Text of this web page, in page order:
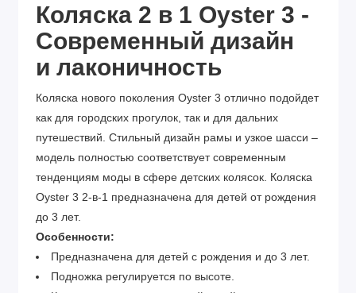
Коляска 2 в 1 Oyster 3 -
Современный дизайн
и лаконичность
Коляска нового поколения Oyster 3 отлично подойдет
как для городских прогулок, так и для дальних
путешествий. Стильный дизайн рамы и узкое шасси –
модель полностью соответствует современным
тенденциям моды в сфере детских колясок. Коляска
Oyster 3 2-в-1 предназначена для детей от рождения
до 3 лет.
Особенности:
Предназначена для детей с рождения и до 3 лет.
Подножка регулируется по высоте.